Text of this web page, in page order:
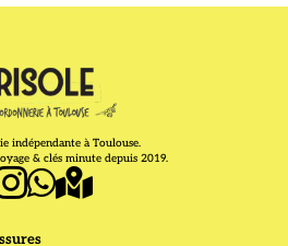
indépendante à Toulouse.
& clés minute depuis 2019.
